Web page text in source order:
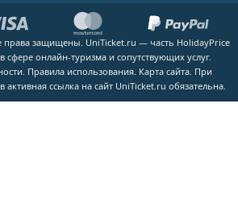
права защищены. UniTicket.ru — часть HolidayPrice
сфере онлайн-туризма и сопутствующих услуг.
Правила использования. Карта сайта. При
ссылка на сайт UniTicket.ru обязательна.